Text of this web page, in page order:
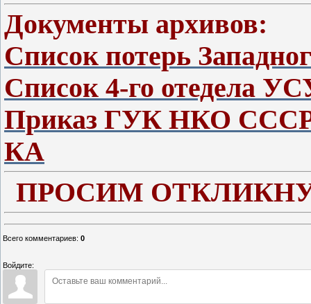
Документы архивов:
Список потерь
Список 4-го отедела
Приказ ГУК НКО СССР
КА
ПРОСИМ
Всего комментариев: 0
Войдите: